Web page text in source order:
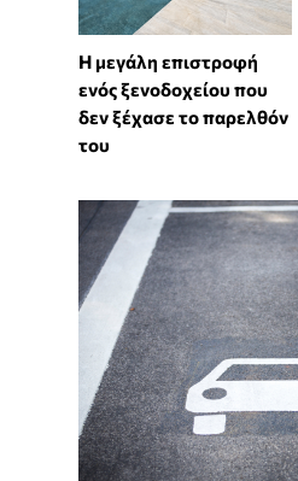
Η μεγάλη επιστροφή
ενός ξενοδοχείου που
δεν ξέχασε το παρελθόν
του